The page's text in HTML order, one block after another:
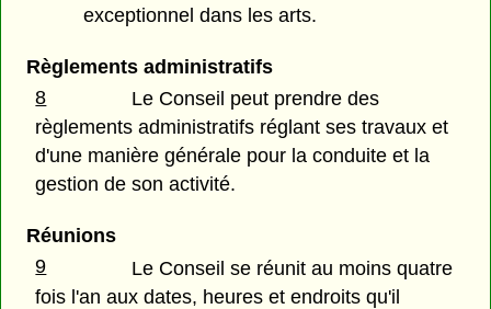
exceptionnel dans les arts.
Règlements administratifs
8
Le Conseil peut prendre des
règlements administratifs réglant ses travaux et
d'une manière générale pour la conduite et la
gestion de son activité.
Réunions
9
Le Conseil se réunit au moins quatre
fois l'an aux dates, heures et endroits qu'il